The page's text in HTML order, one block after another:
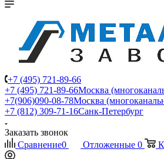
+7 (495) 721-89-66
+7 (495) 721-89-66Москва
+7(906)090-08-78Москва
+7 (812) 309-71-16Санк-Петербург
Заказать звонок
Сравнение0 Отложенные 0